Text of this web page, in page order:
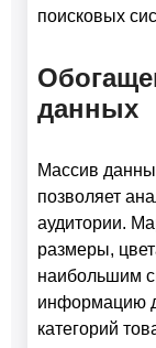
поисковых
данных
Массив
позволяет
аудитории.
размеры,
наибольшим
информацию
категорий